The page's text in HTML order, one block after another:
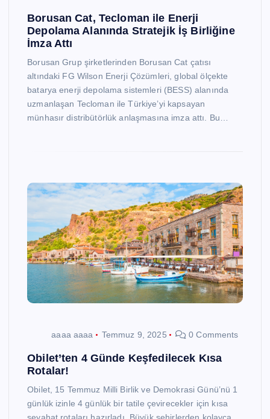
Borusan Cat, Tecloman ile Enerji
Depolama Alanında Stratejik İş Birliğine
İmza Attı
Borusan Grup şirketlerinden Borusan Cat çatısı
altındaki FG Wilson Enerji Çözümleri, global ölçekte
batarya enerji depolama sistemleri (BESS) alanında
uzmanlaşan Tecloman ile Türkiye’yi kapsayan
münhasır distribütörlük anlaşmasına imza attı. Bu…
aaaa aaaa Temmuz 9, 2025 0 Comments
Obilet’ten 4 Günde Keşfedilecek Kısa
Rotalar!
Obilet, 15 Temmuz Milli Birlik ve Demokrasi Günü’nü 1
günlük izinle 4 günlük bir tatile çevirecekler için kısa